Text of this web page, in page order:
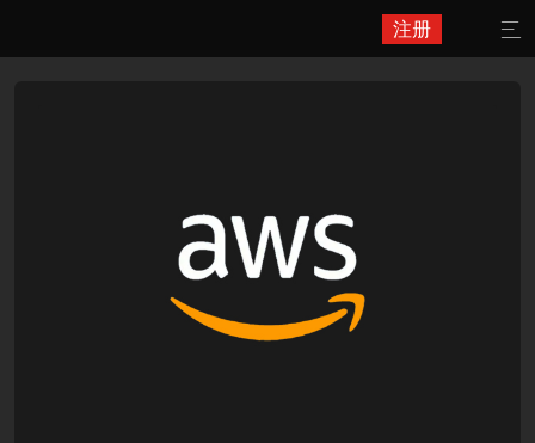
注册 